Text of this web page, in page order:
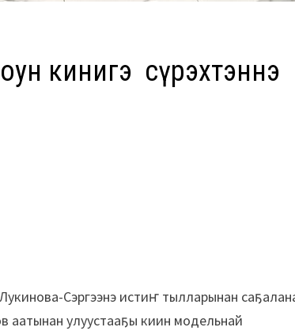
кинигэ сүрэхтэннэ
Лукинова-Сэргээнэ истиҥ тылларынан
аатынан улуустааҕы киин модельнай